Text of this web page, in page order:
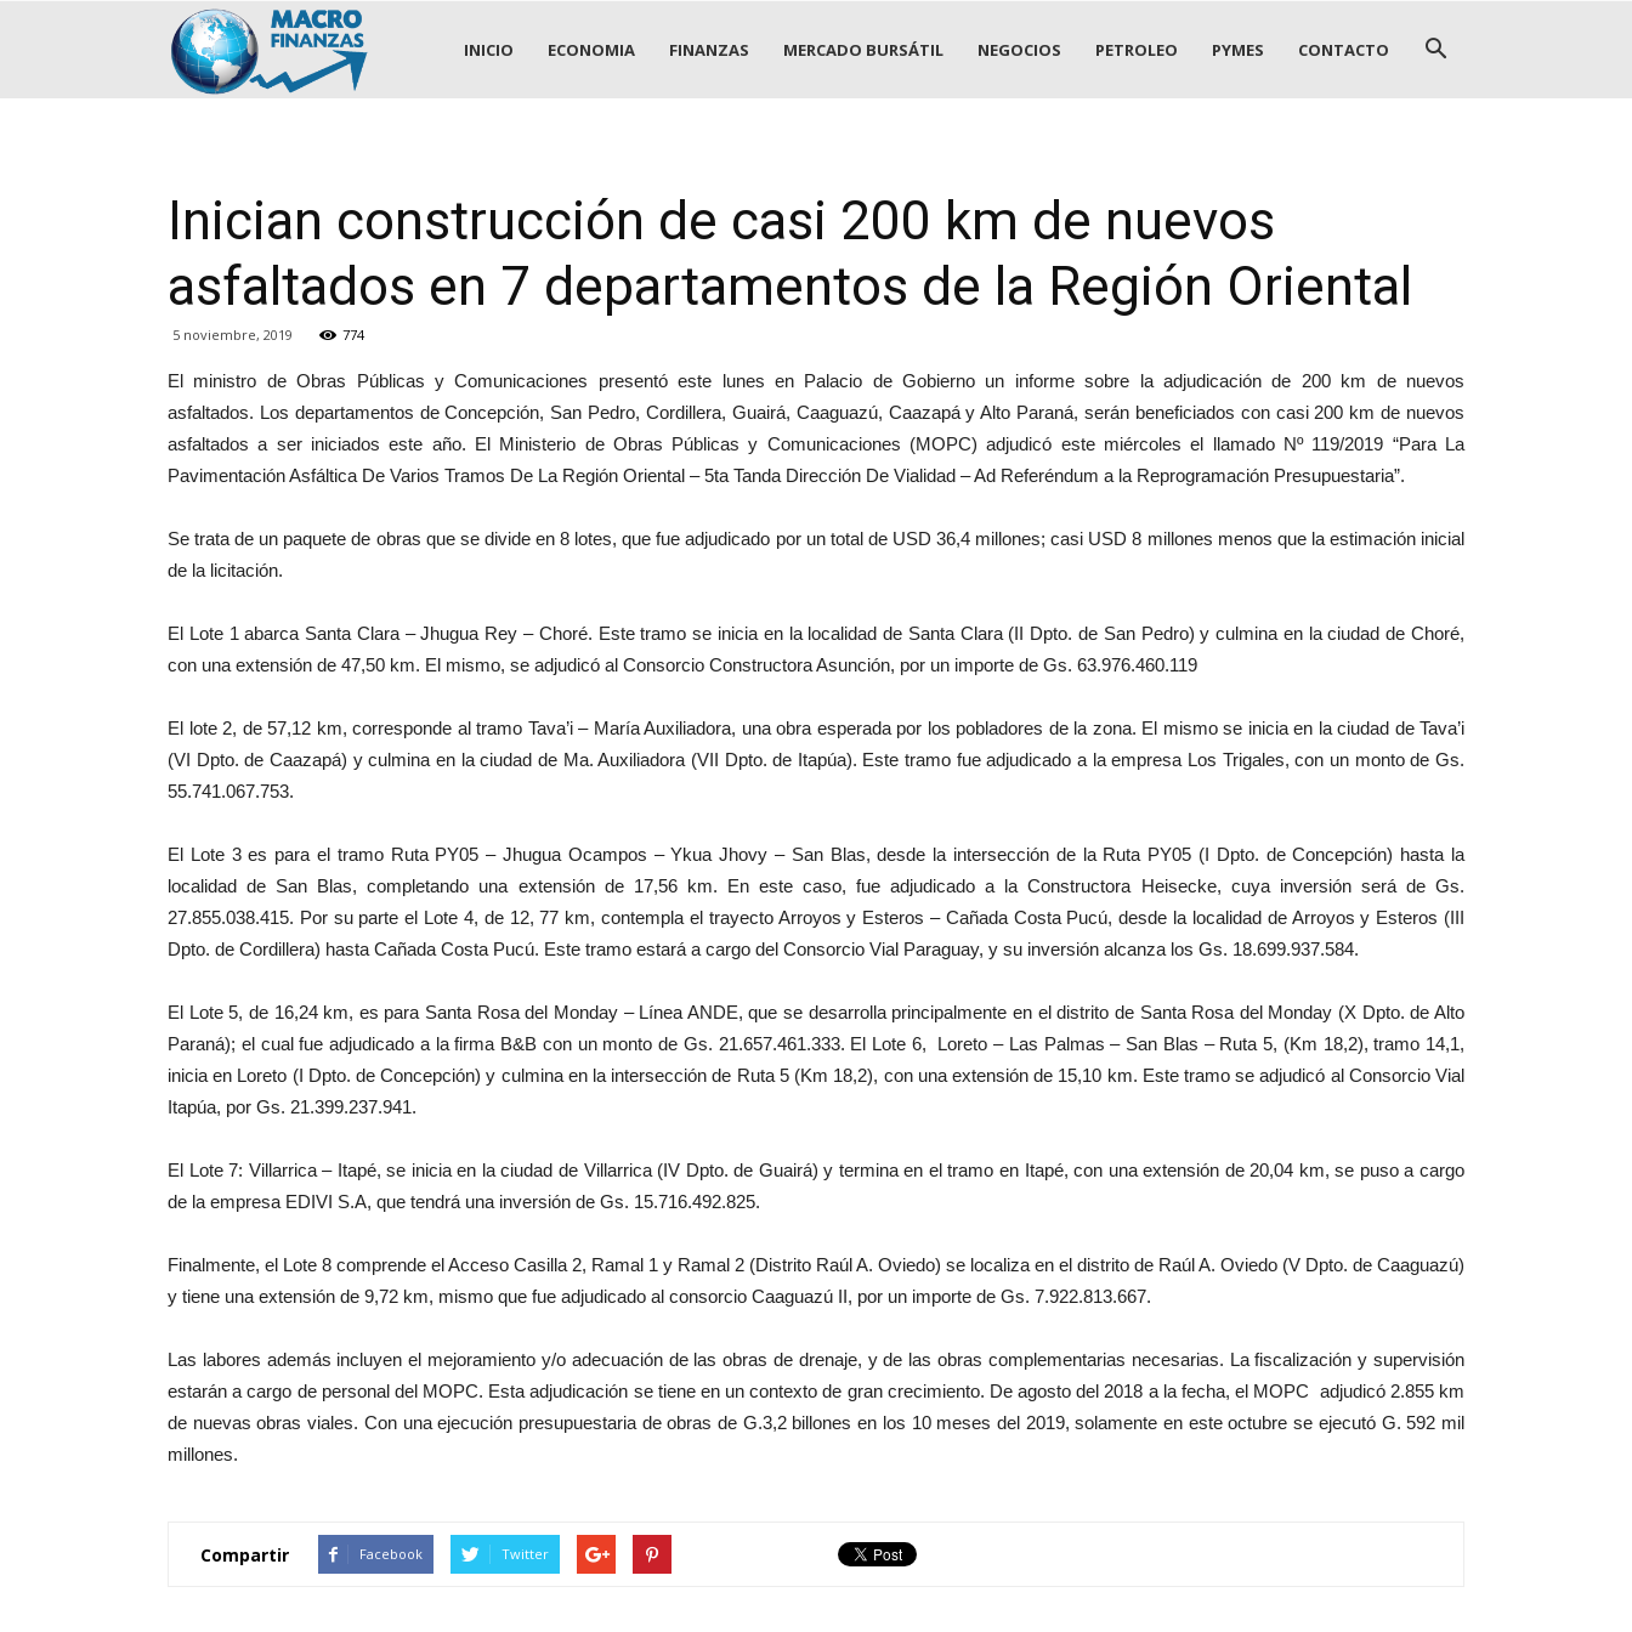
.::MACROFINANZAS::.
INICIO ECONOMIA FINANZAS MERCADO BURSÁTIL NEGOCIOS PETROLEO PYMES CONTACTO
Inician construcción de casi 200 km de nuevos
asfaltados en 7 departamentos de la Región Oriental
5 noviembre, 2019 774
El ministro de Obras Públicas y Comunicaciones presentó este lunes en Palacio de Gobierno un informe sobre la adjudicación de 200 km de nuevos
asfaltados. Los departamentos de Concepción, San Pedro, Cordillera, Guairá, Caaguazú, Caazapá y Alto Paraná, serán beneficiados con casi 200 km de nuevos
asfaltados a ser iniciados este año. El Ministerio de Obras Públicas y Comunicaciones (MOPC) adjudicó este miércoles el llamado Nº 119/2019 “Para La
Pavimentación Asfáltica De Varios Tramos De La Región Oriental – 5ta Tanda Dirección De Vialidad – Ad Referéndum a la Reprogramación Presupuestaria”.
Se trata de un paquete de obras que se divide en 8 lotes, que fue adjudicado por un total de USD 36,4 millones; casi USD 8 millones menos que la estimación inicial
de la licitación.
El Lote 1 abarca Santa Clara – Jhugua Rey – Choré. Este tramo se inicia en la localidad de Santa Clara (II Dpto. de San Pedro) y culmina en la ciudad de Choré,
con una extensión de 47,50 km. El mismo, se adjudicó al Consorcio Constructora Asunción, por un importe de Gs. 63.976.460.119
El lote 2, de 57,12 km, corresponde al tramo Tava’i – María Auxiliadora, una obra esperada por los pobladores de la zona. El mismo se inicia en la ciudad de Tava’i
(VI Dpto. de Caazapá) y culmina en la ciudad de Ma. Auxiliadora (VII Dpto. de Itapúa). Este tramo fue adjudicado a la empresa Los Trigales, con un monto de Gs.
55.741.067.753.
El Lote 3 es para el tramo Ruta PY05 – Jhugua Ocampos – Ykua Jhovy – San Blas, desde la intersección de la Ruta PY05 (I Dpto. de Concepción) hasta la
localidad de San Blas, completando una extensión de 17,56 km. En este caso, fue adjudicado a la Constructora Heisecke, cuya inversión será de Gs.
27.855.038.415. Por su parte el Lote 4, de 12, 77 km, contempla el trayecto Arroyos y Esteros – Cañada Costa Pucú, desde la localidad de Arroyos y Esteros (III
Dpto. de Cordillera) hasta Cañada Costa Pucú. Este tramo estará a cargo del Consorcio Vial Paraguay, y su inversión alcanza los Gs. 18.699.937.584.
El Lote 5, de 16,24 km, es para Santa Rosa del Monday – Línea ANDE, que se desarrolla principalmente en el distrito de Santa Rosa del Monday (X Dpto. de Alto
Paraná); el cual fue adjudicado a la firma B&B con un monto de Gs. 21.657.461.333. El Lote 6, Loreto – Las Palmas – San Blas – Ruta 5, (Km 18,2), tramo 14,1,
inicia en Loreto (I Dpto. de Concepción) y culmina en la intersección de Ruta 5 (Km 18,2), con una extensión de 15,10 km. Este tramo se adjudicó al Consorcio Vial
Itapúa, por Gs. 21.399.237.941.
El Lote 7: Villarrica – Itapé, se inicia en la ciudad de Villarrica (IV Dpto. de Guairá) y termina en el tramo en Itapé, con una extensión de 20,04 km, se puso a cargo
de la empresa EDIVI S.A, que tendrá una inversión de Gs. 15.716.492.825.
Finalmente, el Lote 8 comprende el Acceso Casilla 2, Ramal 1 y Ramal 2 (Distrito Raúl A. Oviedo) se localiza en el distrito de Raúl A. Oviedo (V Dpto. de Caaguazú)
y tiene una extensión de 9,72 km, mismo que fue adjudicado al consorcio Caaguazú II, por un importe de Gs. 7.922.813.667.
Las labores además incluyen el mejoramiento y/o adecuación de las obras de drenaje, y de las obras complementarias necesarias. La fiscalización y supervisión
estarán a cargo de personal del MOPC. Esta adjudicación se tiene en un contexto de gran crecimiento. De agosto del 2018 a la fecha, el MOPC adjudicó 2.855 km
de nuevas obras viales. Con una ejecución presupuestaria de obras de G.3,2 billones en los 10 meses del 2019, solamente en este octubre se ejecutó G. 592 mil
millones.
Compartir Facebook Twitter